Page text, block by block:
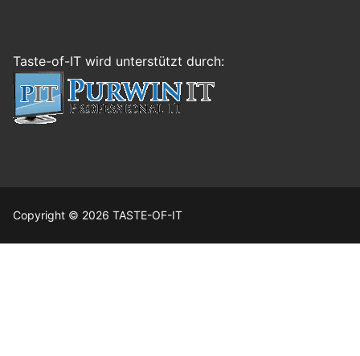
Taste-of-IT wird unterstützt durch:
Copyright © 2026 TASTE-OF-IT